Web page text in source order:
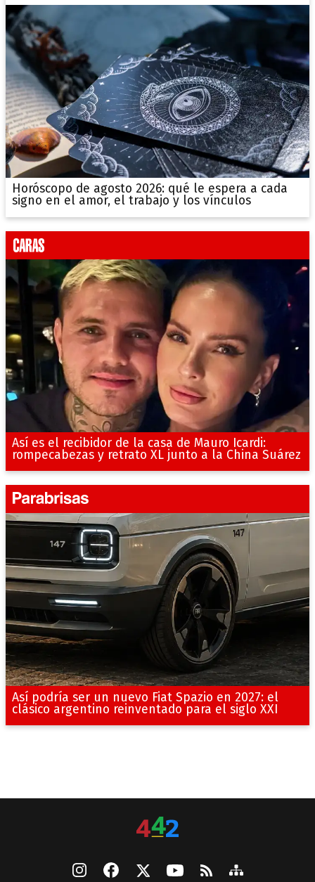
Horóscopo de agosto 2026: qué le espera a cada
signo en el amor, el trabajo y los vínculos
Así es el recibidor de la casa de Mauro Icardi:
rompecabezas y retrato XL junto a la China Suárez
Así podría ser un nuevo Fiat Spazio en 2027: el
clásico argentino reinventado para el siglo XXI